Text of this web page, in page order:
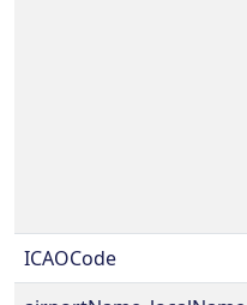
ICAOCode